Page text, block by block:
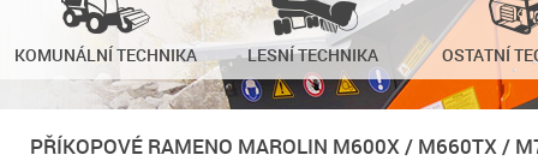
KOMUNÁLNÍ TECHNIKA LESNÍ TECHNIKA OSTATNÍ
PŘÍKOPOVÉ RAMENO MAROLIN M600X / M660TX /